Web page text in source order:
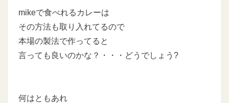
mikeで食べれるカレーは
その方法も取り入れてるので
本場の製法で作ってると
言っても良いのかな？・・・どうでしょう?
何はともあれ